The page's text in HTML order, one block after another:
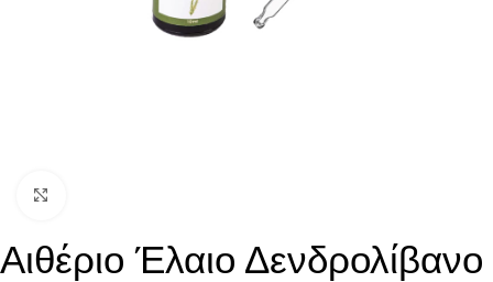
Αιθέριο Έλαιο Δενδρολίβανο